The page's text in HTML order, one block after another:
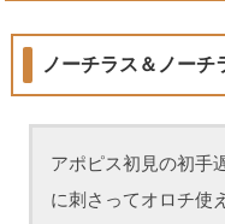
ノーチラス＆ノーチ
アポピス初見の初手
に刺さってオロチ使